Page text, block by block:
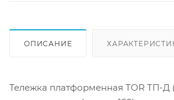
ОПИСАНИЕ
Тележка платформенная TOR ТП-Д